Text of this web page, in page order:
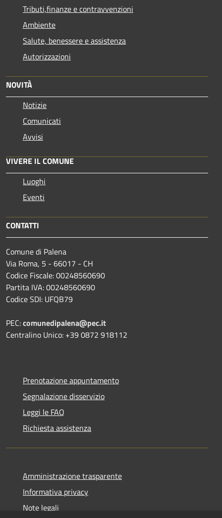
Tributi,finanze e contravvenzioni
Ambiente
Salute, benessere e assistenza
Autorizzazioni
NOVITÀ
Notizie
Comunicati
Avvisi
VIVERE IL COMUNE
Luoghi
Eventi
CONTATTI
Comune di Palena
Via Roma, 5 - 66017 - CH
Codice Fiscale: 00248560690
Partita IVA: 00248560690
Codice SDI: UFQB79
PEC:comunedipalena@pec.it
Centralino Unico: +39 0872 918112
Prenotazione appuntamento
Segnalazione disservizio
Leggi le FAQ
Richiesta assistenza
Amministrazione trasparente
Informativa privacy
Note legali